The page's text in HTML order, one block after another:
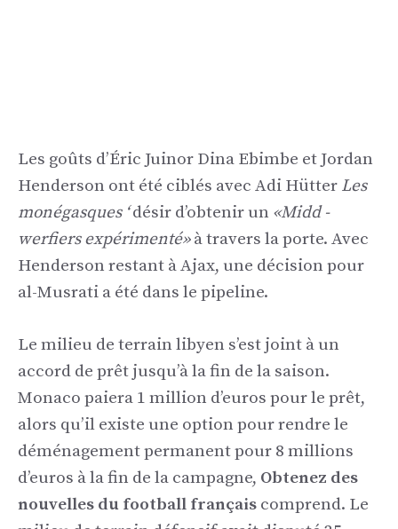
Les goûts d’Éric Juinor Dina Ebimbe et Jordan
Henderson ont été ciblés avec Adi Hütter Les
monégasques ‘désir d’obtenir un «Midd -
werfiers expérimenté»à travers la porte. Avec
Henderson restant à Ajax, une décision pour
al-Musrati a été dans le pipeline.
Le milieu de terrain libyen s’est joint à un
accord de prêt jusqu’à la fin de la saison.
Monaco paiera 1 million d’euros pour le prêt,
alors qu’il existe une option pour rendre le
déménagement permanent pour 8 millions
d’euros à la fin de la campagne, Obtenez des
nouvelles du football français comprend. Le